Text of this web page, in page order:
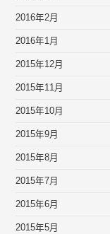
2016年2月
2016年1月
2015年12月
2015年11月
2015年10月
2015年9月
2015年8月
2015年7月
2015年6月
2015年5月